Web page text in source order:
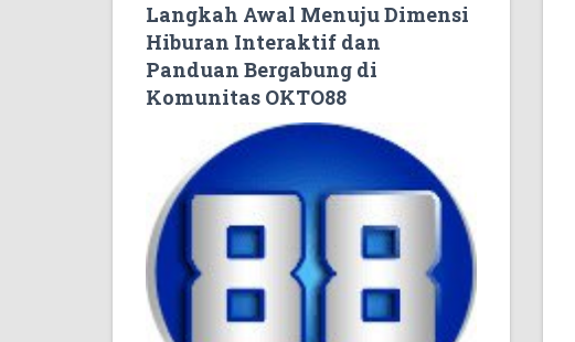
Langkah Awal Menuju Dimensi
Hiburan Interaktif dan
Panduan Bergabung di
Komunitas OKTO88